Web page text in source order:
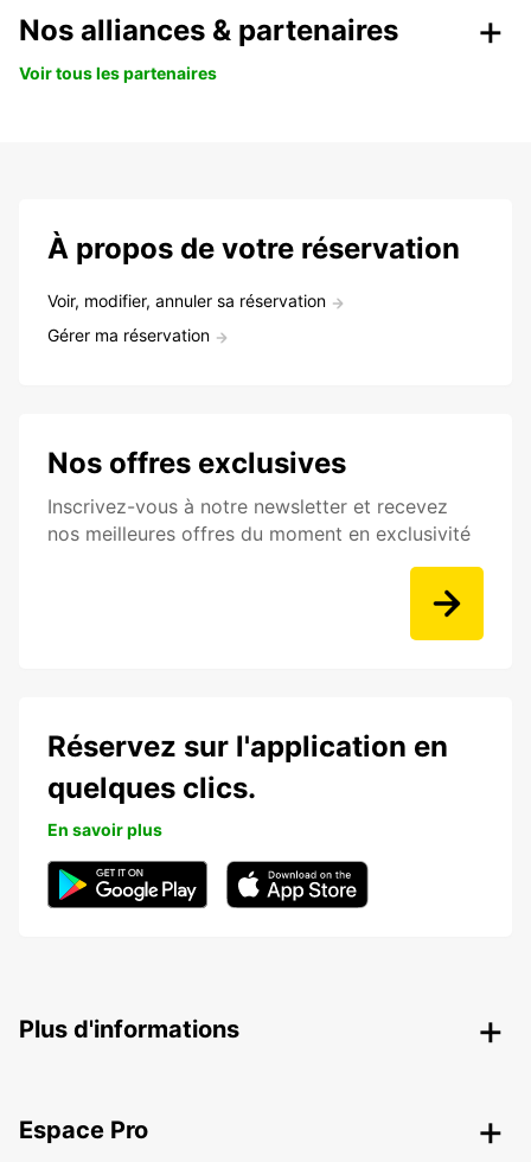
Nos alliances & partenaires
Voir tous les partenaires
À propos de votre réservation
Voir, modifier, annuler sa réservation
Gérer ma réservation
Nos offres exclusives
Inscrivez-vous à notre newsletter et recevez
nos meilleures offres du moment en exclusivité
Réservez sur l'application en
quelques clics.
En savoir plus
Plus d'informations
Espace Pro